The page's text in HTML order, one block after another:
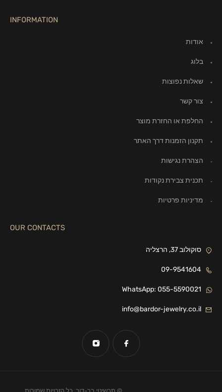
INFORMATION
אודות
בלוג
שאלות נפוצות
צור קשר
החלפת או החזרת מוצר
תקנון הזמנות דרך האתר
הצהרת נגישות
תכנית צבירת נקודות
מדיניות פרטיות
OUR CONTACTS
סוקולוב 37, הרצליה
09-9541604
WhatsApp: 055-5590021
info@bardor-jewelry.co.il